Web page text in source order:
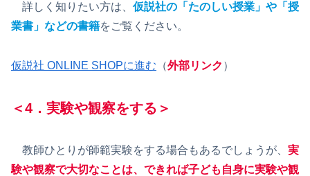
詳しく知りたい方は、 仮説社の「たのしい授業」や「授
業書」などの書籍をご覧ください。
仮説社 ONLINE SHOPに進む （外部リンク ）
＜4．実験や観察をする＞
教師ひとりが師範実験をする場合もあるでしょうが、 実
験や観察で大切なことは、できれば子ども自身に実験や観